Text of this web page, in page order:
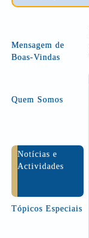
Mensagem de
Boas-Vindas
Quem Somos
Notícias e
Actividades
Tópicos Especiais